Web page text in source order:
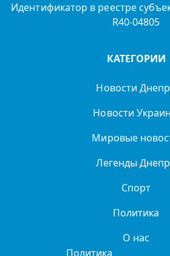
Идентификатор в реестре
R40-04805
КАТЕГОРИИ
Новости
Новости
Мировые
Легенды
Спорт
Политика
О нас
Политика